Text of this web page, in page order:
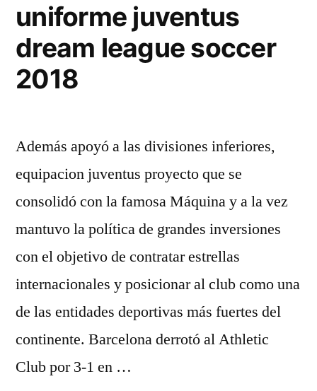
uniforme juventus
dream league soccer
2018
Además apoyó a las divisiones inferiores,
equipacion juventus proyecto que se
consolidó con la famosa Máquina y a la vez
mantuvo la política de grandes inversiones
con el objetivo de contratar estrellas
internacionales y posicionar al club como una
de las entidades deportivas más fuertes del
continente. Barcelona derrotó al Athletic
Club por 3-1 en …